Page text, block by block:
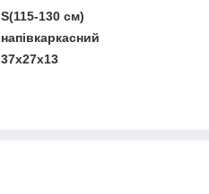
S(115-130 см)
напівкаркасний
37x27x13